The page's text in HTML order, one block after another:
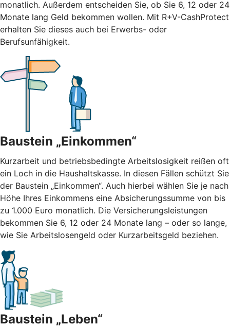
monatlich. Außerdem entscheiden Sie, ob Sie 6, 12 oder 24
Monate lang Geld bekommen wollen. Mit R+V-CashProtect
erhalten Sie dieses auch bei Erwerbs- oder
Berufsunfähigkeit.
Baustein „Einkommen“
Kurzarbeit und betriebsbedingte Arbeitslosigkeit reißen oft
ein Loch in die Haushaltskasse. In diesen Fällen schützt Sie
der Baustein „Einkommen“. Auch hierbei wählen Sie je nach
Höhe Ihres Einkommens eine Absicherungssumme von bis
zu 1.000 Euro monatlich. Die Versicherungsleistungen
bekommen Sie 6, 12 oder 24 Monate lang – oder so lange,
wie Sie Arbeitslosengeld oder Kurzarbeitsgeld beziehen.
Baustein „Leben“